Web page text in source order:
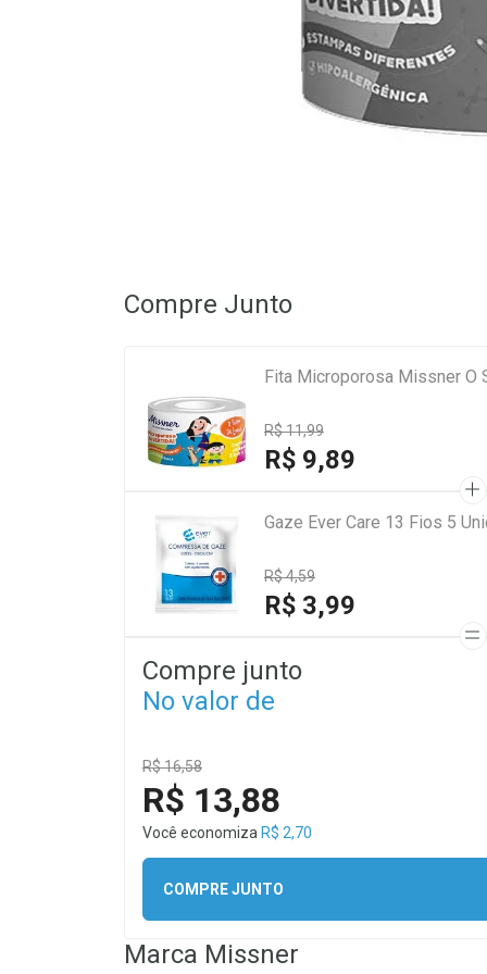
Compre Junto
Fita Microporosa Missner O
R$ 11,99
R$ 9,89
Gaze Ever Care 13 Fios 5
R$ 4,59
R$ 3,99
Compre junto
No valor de
R$ 16,58
R$ 13,88
Você economiza R$ 2,70
COMPRE JUNTO
Marca Missner